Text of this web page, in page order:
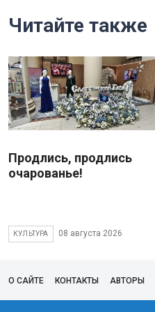
Читайте также
Продлись, продлись
очарованье!
КУЛЬТУРА 08 августа 2026
О САЙТЕ КОНТАКТЫ АВТОРЫ